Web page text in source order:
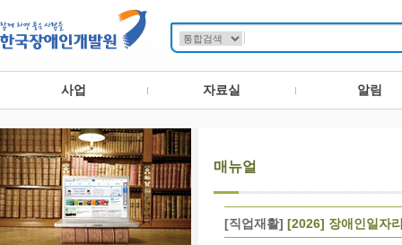
사업 자료실 알림
매뉴얼
[직업재활] [2026] 장애인일자